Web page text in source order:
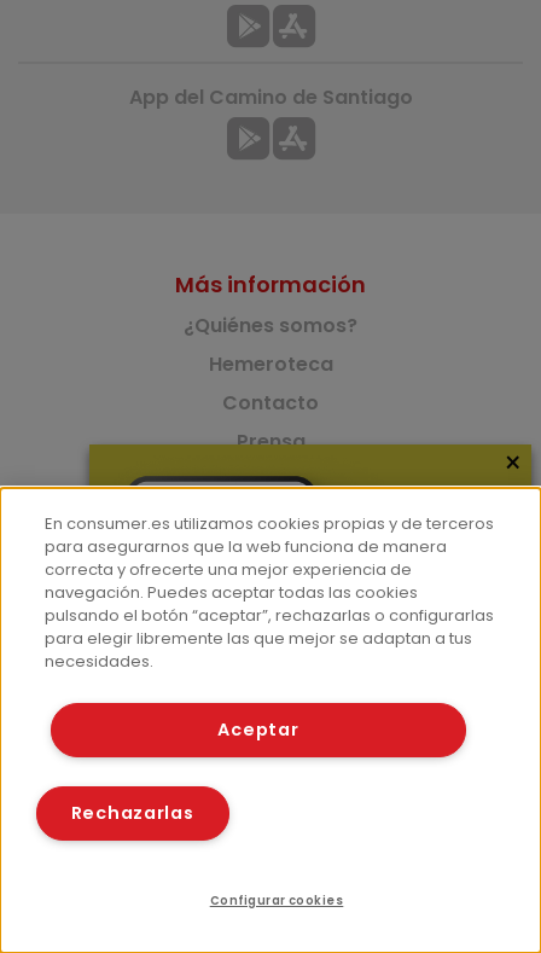
Más información
¿Quiénes somos?
Hemeroteca
Contacto
Prensa
Corpus Lingüístico Consumer
App del Camino de Santiago
© Fundación EROSKI
Aviso legal
Políticas de privacidad
Políticas de cookies
×
En consumer.es utilizamos cookies propias y de terceros
para asegurarnos que la web funciona de manera
correcta y ofrecerte una mejor experiencia de
navegación. Puedes aceptar todas las cookies
pulsando el botón “aceptar”, rechazarlas o configurarlas
para elegir libremente las que mejor se adaptan a tus
necesidades.
Aceptar
Rechazarlas
Configurar cookies